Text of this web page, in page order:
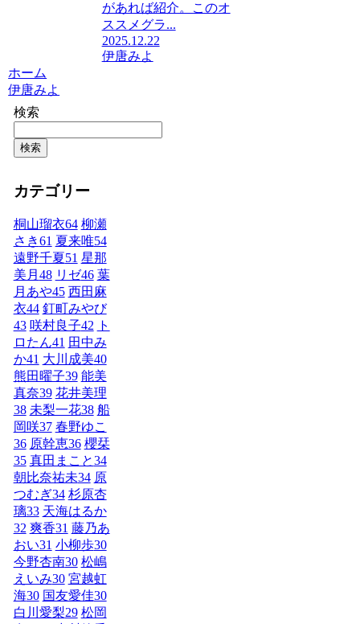
があれば紹介。このオ
ススメグラ...
2025.12.22
伊唐みよ
ホーム
伊唐みよ
検索
検索
カテゴリー
桐山瑠衣64 柳瀬
さき61 夏来唯54
遠野千夏51 星那
美月 48 リゼ46 葉
月あや45 西田麻
衣44 釘町みやび
43 咲村良子42
ト
ロたん41 田中み
か41 大川成美40
熊田曜子39 能美
真奈39 花井美理
38 未梨一花38 船
岡咲37 春野ゆこ
36 原幹恵36 櫻栞
35 真田まこと34
朝比奈祐未34 原
つむぎ34 杉原杏
璃33 天海はるか
32 爽香31 藤乃あ
おい31 小柳歩30
今野杏南30 松嶋
えいみ30 宮越虹
海30 国友愛佳30
白川愛梨29 松岡